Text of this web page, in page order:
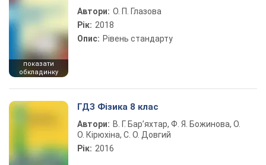
показати
обкладинку
Автори: О. П. Глазова
Рік: 2018
Опис: Рівень стандарту
ГДЗ Фізика 8 клас
Автори: В. Г. Бар’яхтар, Ф. Я. Божинова, О.
О. Кірюхіна, С. О. Довгий
Рік: 2016